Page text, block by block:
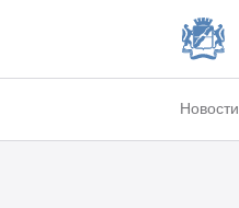
Новости